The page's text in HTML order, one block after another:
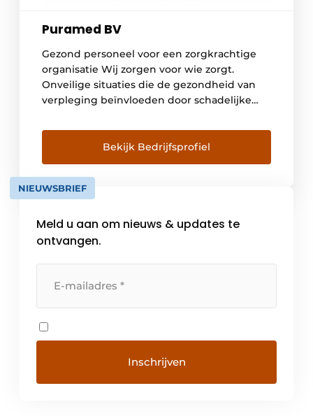
Puramed BV
Gezond personeel voor een zorgkrachtige
organisatie Wij zorgen voor wie zorgt.
Onveilige situaties die de gezondheid van
verpleging beïnvloeden door schadelijke
efficiëntie van organisaties in het gedrang.
Puramed creëert werkomgevingen waar
frisse lucht, comfort en bescherming
vanzelfsprekend zijn, zodat medisch
personeel kan doen waar ze in uitblinkt:
Bekijk Bedrijfsprofiel
NIEUWSBRIEF
Meld u aan om nieuws & updates te
ontvangen.